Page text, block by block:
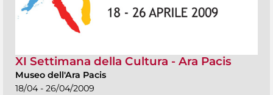
XI Settimana della Cultura - Ara Pacis
Museo dell'Ara Pacis
18/04 - 26/04/2009